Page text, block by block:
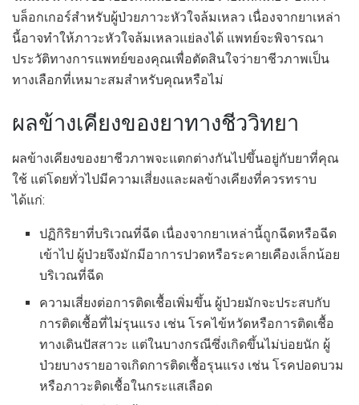
บล็อกเกอร์สำหรับผู้ป่วยภาวะหัวใจล้มเหลว เนื่องจากยาเหล่า
นี้อาจทำให้ภาวะหัวใจล้มเหลวแย่ลงได้ แพทย์จะพิจารณา
ประวัติทางการแพทย์ของคุณเพื่อตัดสินใจว่ายาชีวภาพเป็น
ทางเลือกที่เหมาะสมสำหรับคุณหรือไม่
ผลข้างเคียงของยาทางชีววิทยา
ผลข้างเคียงของยาชีวภาพจะแตกต่างกันไปขึ้นอยู่กับยาที่คุณ
ใช้ แต่โดยทั่วไปมีความเสี่ยงและผลข้างเคียงที่ควรทราบ
ได้แก่:
ปฏิกิริยาที่บริเวณที่ฉีด เนื่องจากยาเหล่านี้ถูกฉีดหรือฉีด
เข้าไป ผู้ป่วยจึงมักมีอาการปวดหรือระคายเคืองเล็กน้อย
บริเวณที่ฉีด
ความเสี่ยงต่อการติดเชื้อเพิ่มขึ้น ผู้ป่วยมักจะประสบกับ
การติดเชื้อที่ไม่รุนแรง เช่น โรคไข้หวัดหรือการติดเชื้อ
ทางเดินปัสสาวะ แต่ในบางกรณีซึ่งเกิดขึ้นไม่บ่อยนัก ผู้
ป่วยบางรายอาจเกิดการติดเชื้อรุนแรง เช่น โรคปอดบวม
หรือภาวะติดเชื้อในกระแสเลือด